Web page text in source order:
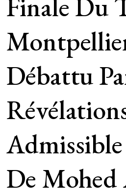
Débattu
De